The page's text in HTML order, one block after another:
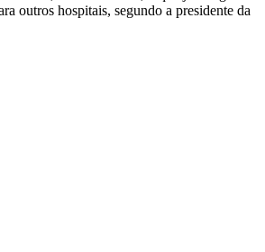
outros hospitais, segundo a presidente da